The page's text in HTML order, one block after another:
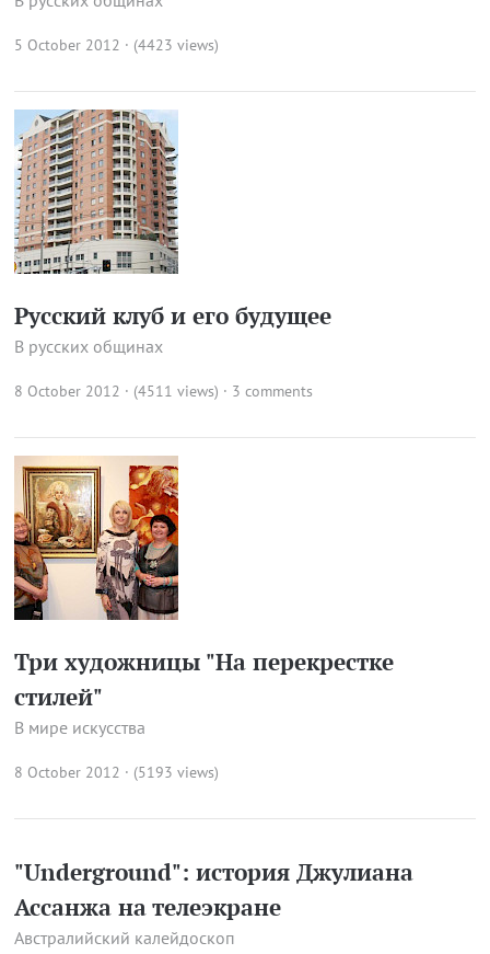
5 October 2012 · (4423 views)
Русский клуб и его будущее
В русских общинах
8 October 2012 · (4511 views) · 3 comments
Три художницы "На перекрестке
стилей"
В мире искусства
8 October 2012 · (5193 views)
"Underground": история Джулиана
Ассанжа на телеэкране
Австралийский калейдоскоп